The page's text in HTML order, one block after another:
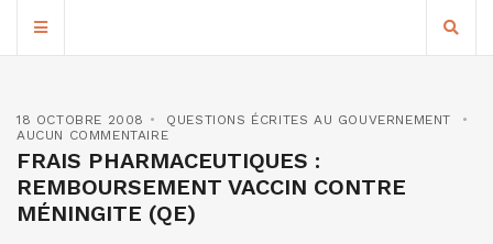
18 OCTOBRE 2008
QUESTIONS ÉCRITES AU GOUVERNEMENT
AUCUN COMMENTAIRE
FRAIS PHARMACEUTIQUES :
REMBOURSEMENT VACCIN CONTRE
MÉNINGITE (QE)